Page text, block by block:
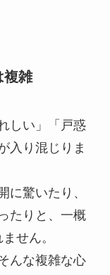
複雑
しい」「戸惑
入り混じりま
に驚いたり、
たりと、一概
せん。
んな複雑な心